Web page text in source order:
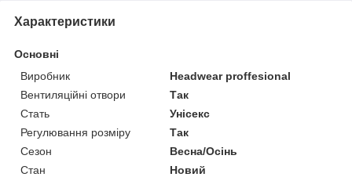
Характеристики
Основні
Виробник
Headwear proffesional
Вентиляційні отвори
Так
Стать
Унісекс
Регулювання розміру
Так
Сезон
Весна/Осінь
Стан
Новий